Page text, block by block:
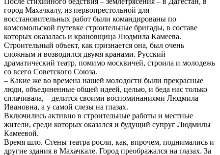
город Махачкалу, из первопрестольной для
восстановительных работ были командированы по
комсомольской путевке строительные бригады, в составе
которых оказалась и крановщица Людмила Камеева.
Строительный объект, как признается она, был очень
сложным и возводился двумя кранами. Русский
драматический театр, помимо москвичей, строила и молодежь
со всего Советского Союза.
– Какие же во времена нашей молодости были прекрасные
люди, объединенные общей идеей, целью, и беда нас только
сплачивала, – делится своими воспоминаниями Людмила
Ивановна, а у самой слезы на глазах.
Включились активно в строительные работы и местные
жители, среди которых оказался и будущий супруг Людмилы
Камеевой.
Время шло. Стены театра росли, как, впрочем, поднимались и
другие здания в Махачкале. Город преображался на глазах. За